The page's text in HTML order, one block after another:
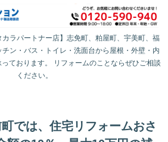
カラパートナー店】志免町、粕屋町、宇美町、福
ン・バス・トイレ・洗面台から屋根・外壁・内
ております。 リフォームのことならぜひご相談
ください。
では、住宅リフォームおさ